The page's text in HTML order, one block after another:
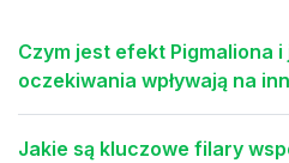
Czym jest efekt Pigmaliona i
oczekiwania wpływają na
Jakie są kluczowe filary